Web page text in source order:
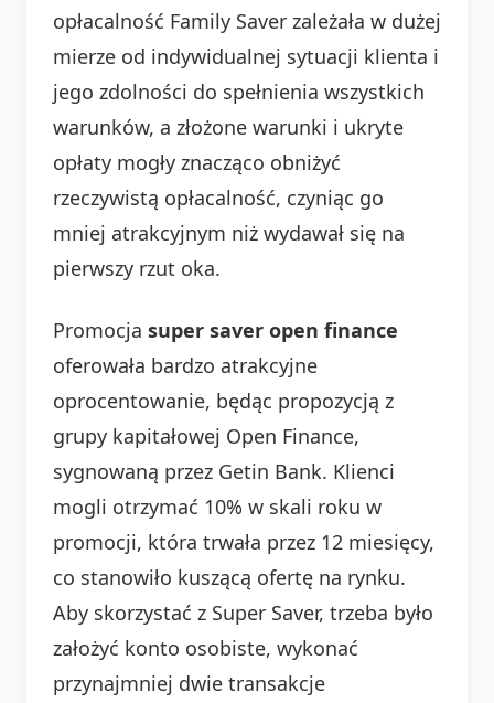
opłacalność Family Saver zależała w dużej
mierze od indywidualnej sytuacji klienta i
jego zdolności do spełnienia wszystkich
warunków, a złożone warunki i ukryte
opłaty mogły znacząco obniżyć
rzeczywistą opłacalność, czyniąc go
mniej atrakcyjnym niż wydawał się na
pierwszy rzut oka.
Promocja super saver open finance
oferowała bardzo atrakcyjne
oprocentowanie, będąc propozycją z
grupy kapitałowej Open Finance,
sygnowaną przez Getin Bank. Klienci
mogli otrzymać 10% w skali roku w
promocji, która trwała przez 12 miesięcy,
co stanowiło kuszącą ofertę na rynku.
Aby skorzystać z Super Saver, trzeba było
założyć konto osobiste, wykonać
przynajmniej dwie transakcje